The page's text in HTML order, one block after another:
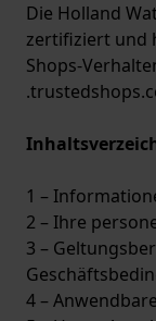
Die Holland
zertifiziert und
Shops-
1 –
2 – Ihre
3 –
4 –